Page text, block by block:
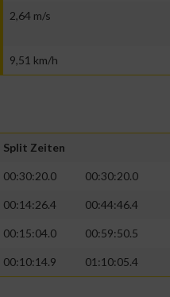
2,64 m/s
9,51 km/h
Split Zeiten
00:30:20.0 00:30:20.0
00:14:26.4 00:44:46.4
00:15:04.0 00:59:50.5
00:10:14.9 01:10:05.4